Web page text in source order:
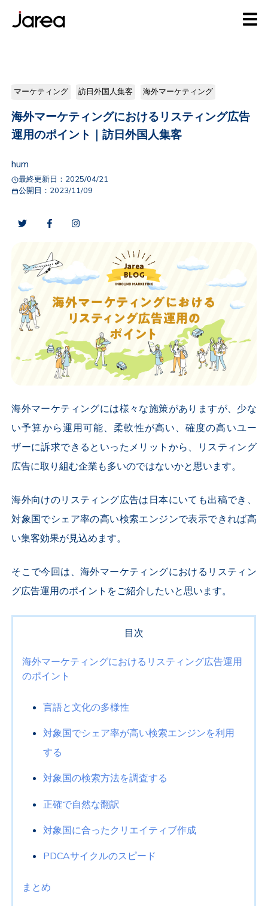
マーケティング 訪日外国人集客 海外マーケティング
海外マーケティングにおけるリスティング広告
運用のポイント｜訪日外国人集客
hum
最終更新日： 2025/04/21
公開日： 2023/11/09
海外マーケティングには様々な施策がありますが、少な
い予算から運用可能、柔軟性が高い、確度の高いユー
ザーに訴求できるといったメリットから、リスティング
広告に取り組む企業も多いのではないかと思います。
海外向けのリスティング広告は日本にいても出稿でき、
対象国でシェア率の高い検索エンジンで表示できれば高
い集客効果が見込めます。
そこで今回は、 海外マーケティングにおけるリスティン
グ広告運用のポイント をご紹介したいと思います。
目次
海外マーケティングにおけるリスティング広告運用
のポイント
言語と文化の多様性
対象国でシェア率が高い検索エンジンを利用
する
対象国の検索方法を調査する
正確で自然な翻訳
対象国に合ったクリエイティブ作成
PDCAサイクルのスピード
まとめ